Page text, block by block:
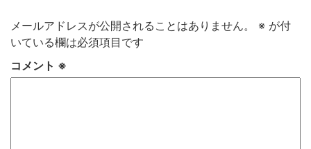
メールアドレスが公開されることはありません。 ※ が付
いている欄は必須項目です
コメント ※